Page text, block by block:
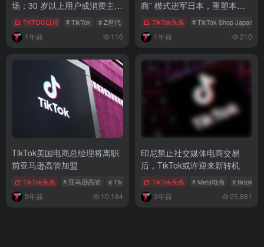
场：30 岁以上用户成消费主
力，女性引领
TKTOC日报 # TikTok # Z世代 # 字节跳动
1年前 116
商” 模式进军日本，重塑本土
购物新生态
TikTok头条 # TikTok Shop Japan
1年前 210
TikTok美国电商总经理将离职
前亚马逊高管加盟
TikTok头条 # 亚马逊高管 # TikTok美国电商 # TikTok 电子商务
3年前 10,184
印尼禁止社交媒体电商交易
后，TikTok或许迎来新转机
TikTok头条 # Meta电商 # tiktok电
3年前 25,881